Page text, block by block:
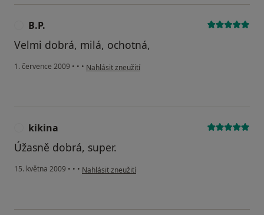
B.P.
Velmi dobrá, milá, ochotná,
1. července 2009 • • • podle názoru uživatele B.P.
Nahlásit zneužití
kikina
Úžasně dobrá, super.
15. května 2009 • • • podle názoru uživatele kikina
Nahlásit zneužití